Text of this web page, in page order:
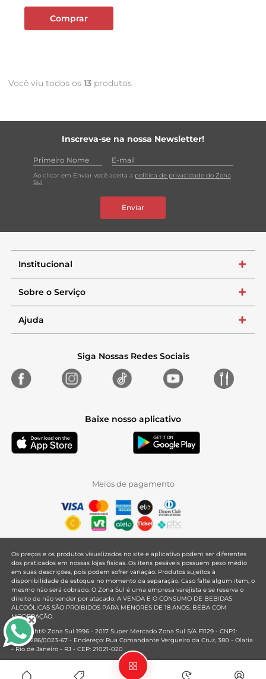
Comprar
Você viu todos os 13 produtos
Inscreva-se na nossa Newsletter!
Ao clicar em Enviar você aceita a política de privacidade do Zona
Sul
Enviar
Institucional +
Sobre o Serviço +
Ajuda +
Siga Nossas Redes Sociais
Baixe nosso aplicativo
Meios de pagamento
Os preços e os produtos visualizados no site e aplicativo podem ser diferentes
dos praticados em nossas lojas físicas. Os itens pesáveis possuem peso médio
em suas descrições, pois podem sofrer variação. Produtos sujeitos à
disponibilidade de estoque no momento da separação. Caso falte algum item, o
mesmo não será cobrado. O Zona Sul é uma empresa varejista e se reserva o
direito de não vender por atacado. A VENDA E O CONSUMO DE BEBIDAS
ALCOÓLICAS SÃO PROIBIDOS PARA MENORES DE 18 ANOS. BEBA COM
MODERAÇÃO.
Copyright© Zona Sul 1996 - 2017 Super Mercado Zona Sul S/A F1129 - CNPJ:
33.381.286/0023-67 - Endereço: Rua Comandante Vergueiro da Cruz, 380 - Olaria
- Rio de Janeiro - RJ - CEP: 21021-020
Mantido por